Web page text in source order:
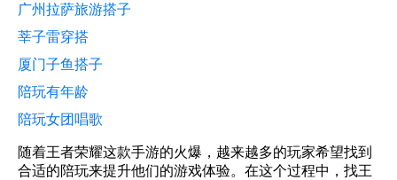
广州拉萨旅游搭子
莘子雷穿搭
厦门子鱼搭子
陪玩有年龄
陪玩女团唱歌
随着王者荣耀这款手游的火爆，越来越多的玩家希望找到
合适的陪玩来提升他们的游戏体验。在这个过程中，找王